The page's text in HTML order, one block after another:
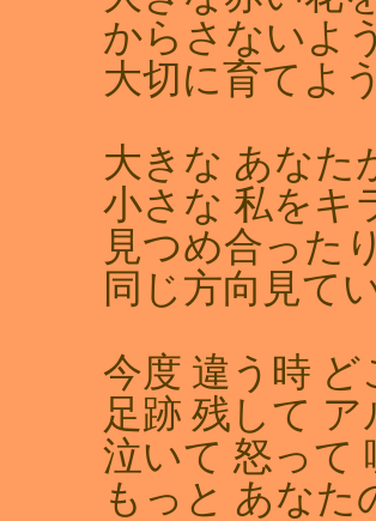
からさないよ
大切に育てよう
大きな あなた
小さな 私をキ
見つめ合った
同じ方向見て
今度 違う時
足跡 残して
泣いて 怒って
もっと あなた